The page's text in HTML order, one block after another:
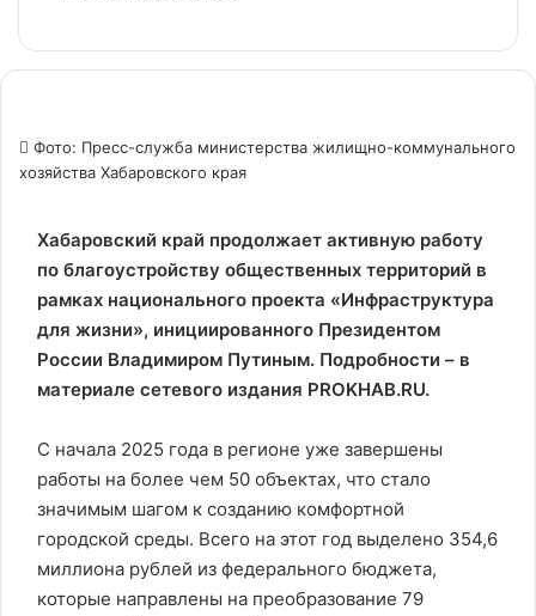
Фото: Пресс-служба министерства жилищно-коммунального
хозяйства Хабаровского края
Хабаровский край продолжает активную работу
по благоустройству общественных территорий в
рамках национального проекта «Инфраструктура
для жизни», инициированного Президентом
России Владимиром Путиным. Подробности – в
материале сетевого издания PROKHAB.RU.
С начала 2025 года в регионе уже завершены
работы на более чем 50 объектах, что стало
значимым шагом к созданию комфортной
городской среды. Всего на этот год выделено 354,6
миллиона рублей из федерального бюджета,
которые направлены на преобразование 79